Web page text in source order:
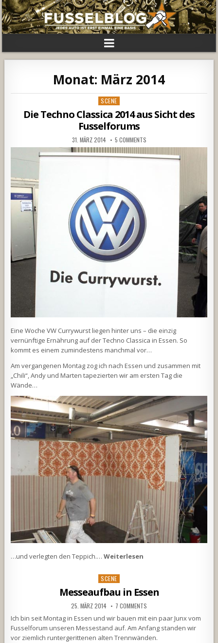
Monat: März 2014
Posted
in
SCENE
Die Techno Classica 2014 aus Sicht des
Fusselforums
31. MÄRZ 2014 5 COMMENTS
Eine Woche VW Currywurst liegen hinter uns – die einzig
vernünftige Ernährung auf der Techno Classica in Essen. So
kommt es einem zumindestens manchmal vor…
Am vergangenen Montag zog ich nach Essen und zusammen mit
„Chili“, Andy und Marten tapezierten wir am ersten Tag die
Wände…
…und verlegten den Teppich.…Weiterlesen
Posted
in
SCENE
Messeaufbau in Essen
25. MÄRZ 2014 7 COMMENTS
Ich bin seit Montag in Essen und wir bauen mit ein paar Junx vom
Fusselforum unseren Messestand auf. Am Anfang standen wir
vor ziemlich runtergerittenen alten Trennwänden.